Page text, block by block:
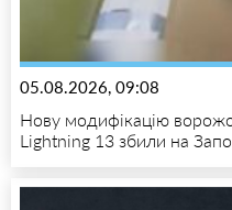
05.08.2026, 09:08
Нову модифікацію
Lightning 13 збили на